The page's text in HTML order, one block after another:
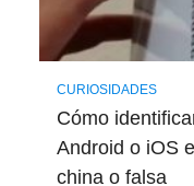
CURIOSIDADES
Cómo
Android o iOS
china o falsa